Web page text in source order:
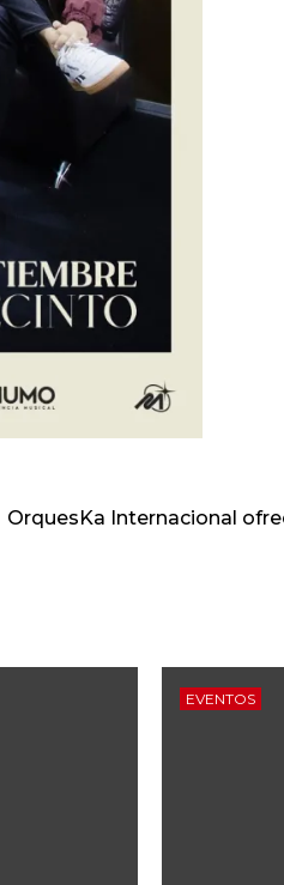
OrquesKa Internacional
EVENTOS